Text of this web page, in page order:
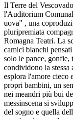
Il Terre del
l'Auditorium
uova" , una
pluripremiata
Romagna Teatri. La
camici bianchi
solo le pance, gonfie,
condividono la
esplora l'amore cieco
propri bambini, un
nei meandri più bui
messinscena si
del sogno e quella